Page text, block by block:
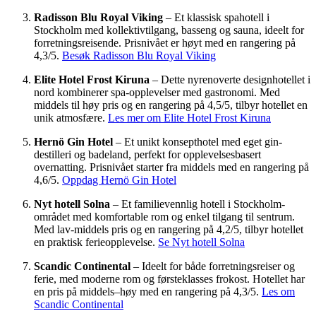
Radisson Blu Royal Viking – Et klassisk spahotell i
Stockholm med kollektivtilgang, basseng og sauna, ideelt for
forretningsreisende. Prisnivået er høyt med en rangering på
4,3/5. Besøk Radisson Blu Royal Viking
Elite Hotel Frost Kiruna – Dette nyrenoverte designhotellet i
nord kombinerer spa-opplevelser med gastronomi. Med
middels til høy pris og en rangering på 4,5/5, tilbyr hotellet en
unik atmosfære. Les mer om Elite Hotel Frost Kiruna
Hernö Gin Hotel – Et unikt konsepthotel med eget gin-
destilleri og badeland, perfekt for opplevelsesbasert
overnatting. Prisnivået starter fra middels med en rangering på
4,6/5. Oppdag Hernö Gin Hotel
Nyt hotell Solna – Et familievennlig hotell i Stockholm-
området med komfortable rom og enkel tilgang til sentrum.
Med lav-middels pris og en rangering på 4,2/5, tilbyr hotellet
en praktisk ferieopplevelse. Se Nyt hotell Solna
Scandic Continental – Ideelt for både forretningsreiser og
ferie, med moderne rom og førsteklasses frokost. Hotellet har
en pris på middels–høy med en rangering på 4,3/5. Les om
Scandic Continental